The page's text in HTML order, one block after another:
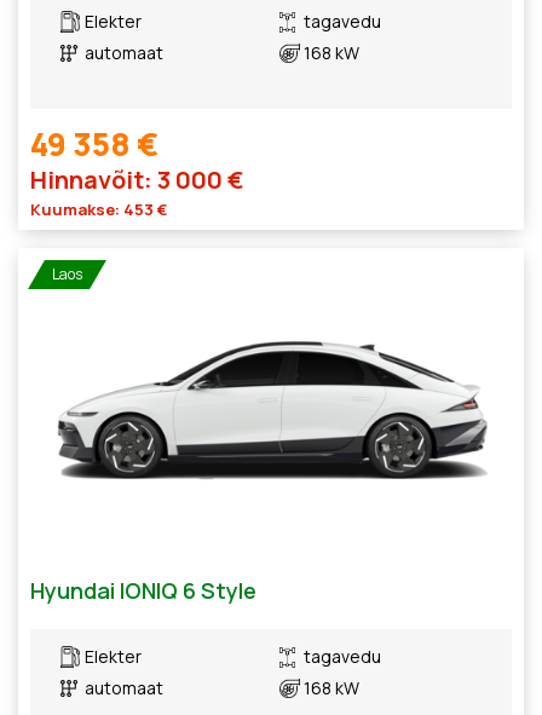
Elekter
automaat
tagavedu
168 kW
49 358 €
Hinnavõit: 3 000 €
Kuumakse: 453 €
Laos
Hyundai IONIQ 6 Style
Elekter
automaat
tagavedu
168 kW